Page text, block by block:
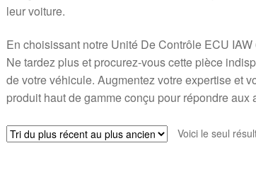
leur voiture.
En choisissant notre Unité De Contrôle ECU
Ne tardez plus et procurez-vous cette pièce
de votre véhicule. Augmentez votre expertise et
produit haut de gamme conçu pour répondre
Voici le seul